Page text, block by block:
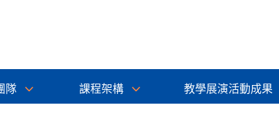
隊 課程架構 教學展演活動成果